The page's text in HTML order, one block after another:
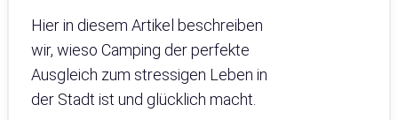
Hier in diesem Artikel beschreiben
wir, wieso Camping der perfekte
Ausgleich zum stressigen Leben in
der Stadt ist und glücklich macht.